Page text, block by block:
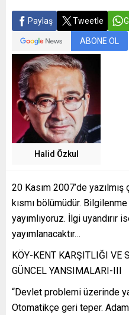
Paylaş Tweetle
ABONE OL
Halid Özkul
20 Kasım 2007’de
kısmı bölümüdür.
yayımlıyoruz. İlgi uyandırır
yayımlanacaktır…
KÖY-KENT KARŞITLIĞI VE
GÜNCEL YANSIMALARI-III
“Devlet problemi üzerinde
Otomatikçe geri teper.